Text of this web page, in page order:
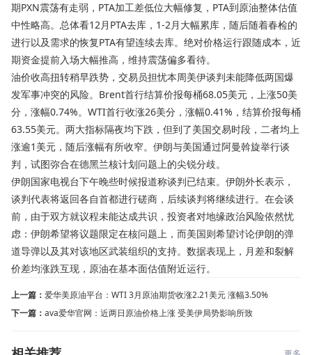
期PXN震荡有走弱，PTA加工差低位大幅修复，PTA到原油整体估值
中性略高。总体看12月PTA去库，1-2月大幅累库，随后随着春检的
进行以及需求的恢复PTA有望连续去库。绝对价格运行跟随成本，近
期资金提前入场大幅推高，维持震荡偏多看待。
油价收高扭转稍早跌势，交易员担忧本周美伊谈判未能降低两国爆
发军事冲突的风险。Brent首行结算价报每桶68.05美元，上涨50美
分，涨幅0.74%。WTI首行收涨26美分，涨幅0.41%，结算价报每桶
63.55美元。两大指标隔夜均下跌，但到了美国交易时段，二者均上
涨逾1美元，随后涨幅有所收窄。伊朗与美国通过阿曼斡旋举行谈
判，试图弥合在德黑兰核计划问题上的尖锐分歧。
伊朗国家电视台下午晚些时候报道称谈判已结束。伊朗外长表示，
谈判代表将返回各自首都进行磋商，后续谈判将继续进行。在会谈
前，由于双方就议程未能达成共识，投资者对地缘政治风险依然忧
虑：伊朗希望将议题限定在核问题上，而美国则希望讨论伊朗的弹
道导弹以及其对该地区武装组织的支持。数据表现上，月差和裂解
价差均涨跌互现，原油在基本面估值附近运行。
上一篇： 爱华美原油平台：WTI 3月原油期货收涨2.21美元 涨幅3.50%
下一篇： ava爱华官网：近两日原油价格上涨 受美伊局势影响所致